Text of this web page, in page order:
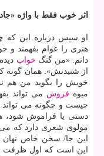
اثر خوب فقط با واژه
او سپس درباره این كه
هنری را عوام بفهمند و
دانم. «من گنگ خواب
از شنیدنش». همان گونه
خویش را بگوید من هم
میوه فروش می تواند
چیست و چگونه می تواند
دستی یا فراموش شود،
مولوی شعری دارد كه
این جا/ سخن خاص
این است كه اول ظرفت